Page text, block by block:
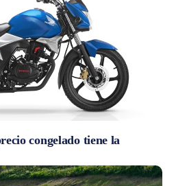
congelado tiene la